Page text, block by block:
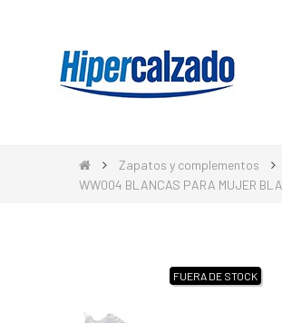
Zapatos y complementos
WW004 BLANCAS PARA MUJER
FUERA DE STOCK